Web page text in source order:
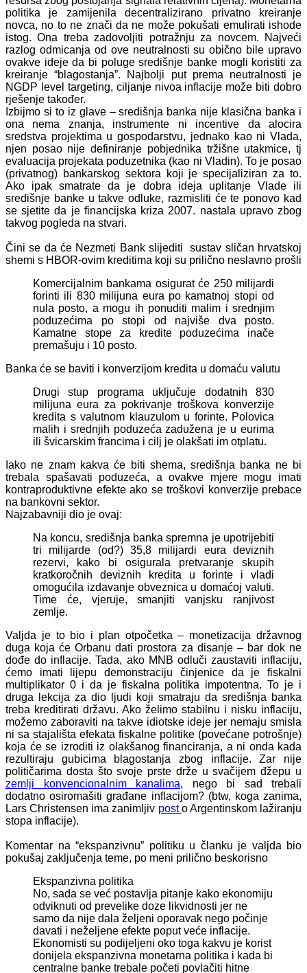
politika je zamijenila decentralizirano privatno kreiranje
novca, no to ne znači da ne može pokušati emulirati ishode
istog. Ona treba zadovoljiti potražnju za novcem. Najveći
razlog odmicanja od ove neutralnosti su obično bile upravo
ovakve ideje da bi poluge središnje banke mogli koristiti za
kreiranje “blagostanja”. Najbolji put prema neutralnosti je
NGDP level targeting, ciljanje nivoa inflacije može biti dobro
rješenje također.
Izbijmo si to iz glave – središnja banka nije klasična banka i
ona nema znanja, instrumente ni incentive da alocira
sredstva projektima u gospodarstvu, jednako kao ni Vlada,
njen posao nije definiranje pobjednika tržišne utakmice, tj
evaluacija projekata poduzetnika (kao ni Vladin). To je posao
(privatnog) bankarskog sektora koji je specijaliziran za to.
Ako ipak smatrate da je dobra ideja uplitanje Vlade ili
središnje banke u takve odluke, razmisliti će te ponovo kad
se sjetite da je financijska kriza 2007. nastala upravo zbog
takvog pogleda na stvari.
Čini se da će Nezmeti Bank slijediti sustav sličan hrvatskoj
shemi s HBOR-ovim kreditima koji su prilično neslavno prošli
Komercijalnim bankama osigurat će 250 milijardi
forinti ili 830 milijuna eura po kamatnoj stopi od
nula posto, a mogu ih ponuditi malim i srednjim
poduzećima po stopi od najviše dva posto.
Kamatne stope za kredite poduzećima inače
premašuju i 10 posto.
Banka će se baviti i konverzijom kredita u domaću valutu
Drugi stup programa uključuje dodatnih 830
milijuna eura za pokrivanje troškova konverzije
kredita s valutnom klauzulom u forinte. Polovica
malih i srednjih poduzeća zadužena je u eurima
ili švicarskim francima i cilj je olakšati im otplatu.
Iako ne znam kakva će biti shema, središnja banka ne bi
trebala spašavati poduzeća, a ovakve mjere mogu imati
kontraproduktivne efekte ako se troškovi konverzije prebace
na bankovni sektor.
Najzabavniji dio je ovaj:
Na koncu, središnja banka spremna je upotrijebiti
tri milijarde (od?) 35,8 milijardi eura deviznih
rezervi, kako bi osigurala pretvaranje skupih
kratkoročnih deviznih kredita u forinte i vladi
omogućila izdavanje obveznica u domaćoj valuti.
Time će, vjeruje, smanjiti vanjsku ranjivost
zemlje.
Valjda je to bio i plan otpočetka – monetizacija državnog
duga koja će Orbanu dati prostora za disanje – bar dok ne
dođe do inflacije. Tada, ako MNB odluči zaustaviti inflaciju,
ćemo imati lijepu demonstraciju činjenice da je fiskalni
multiplikator 0 i da je fiskalna politika impotentna. To je i
druga lekcija za dio ljudi koji smatraju da središnja banka
treba kreditirati državu. Ako želimo stabilnu i nisku inflaciju,
možemo zaboraviti na takve idiotske ideje jer nemaju smisla
ni sa stajališta efekata fiskalne politike (povećane potrošnje)
koja će se izroditi iz olakšanog financiranja, a ni onda kada
rezultiraju gubicima blagostanja zbog inflacije. Zar nije
političarima dosta što svoje prste drže u svačijem đžepu u
zemlji konvencionalnim kanalima, nego bi sad trebali
dodatno osiromašiti građane inflacijom? (btw, koga zanima,
Lars Christensen ima zanimljiv posto Argentinskom lažiranju
stopa inflacije).
Komentar na “ekspanzivnu” politiku u članku je valjda bio
pokušaj zaključenja teme, po meni prilično beskorisno
Ekspanzivna politika
No, sada se već postavlja pitanje kako ekonomiju
odviknuti od prevelike doze likvidnosti jer ne
samo da nije dala željeni oporavak nego počinje
davati i neželjene efekte poput veće inflacije.
Ekonomisti su podijeljeni oko toga kakvu je korist
donijela ekspanzivna monetarna politika i kada bi
centralne banke trebale početi povlačiti hitne